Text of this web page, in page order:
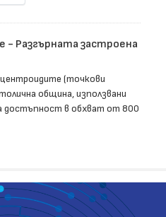
- Разгърната застроена
(точкови
община, използвани
достъпност в обхват от 800